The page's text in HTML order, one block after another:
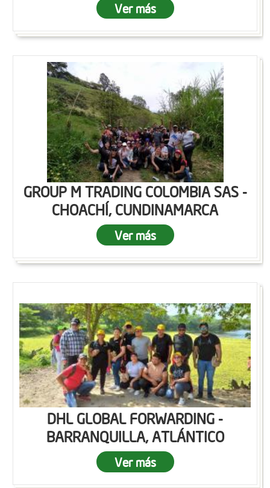
Ver más
GROUP M TRADING COLOMBIA SAS -
CHOACHÍ, CUNDINAMARCA
Ver más
DHL GLOBAL FORWARDING -
BARRANQUILLA, ATLÁNTICO
Ver más